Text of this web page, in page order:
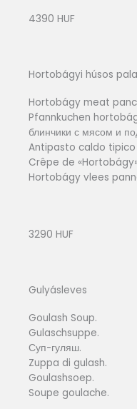
4390 HUF
Hortobágyi húsos
Hortobágy meat
Pfannkuchen
блинчики с мясом и
Antipasto caldo tipico
Crêpe de
Hortobágy vlees
3290 HUF
Gulyásleves
Goulash Soup.
Gulaschsuppe.
Суп-гуляш.
Zuppa di gulash.
Goulashsoep.
Soupe goulache.